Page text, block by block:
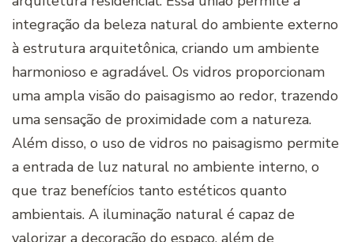
integração da beleza natural do ambiente externo
à estrutura arquitetônica, criando um ambiente
harmonioso e agradável. Os vidros proporcionam
uma ampla visão do paisagismo ao redor, trazendo
uma sensação de proximidade com a natureza.
Além disso, o uso de vidros no paisagismo permite
a entrada de luz natural no ambiente interno, o
que traz benefícios tanto estéticos quanto
ambientais. A iluminação natural é capaz de